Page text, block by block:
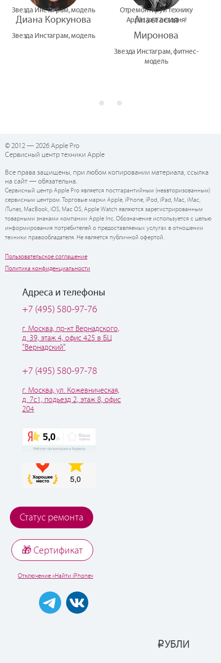
Диана Коркунова
Звезда Инстаграм, модель
Анастасия
Миронова
Звезда Инстаграм, фитнес-
модель
Звезда Инстаграм, модель
Отремонтируй технику
Apple уже сегодня!
© 2012 — 2026 Apple Pro
Сервисный центр техники Apple
Все права защищены, при любом копировании материала, ссылка
на сайт — обязательна.
Сервисный центр Apple Pro является постгарантийным (неавторизованным)
сервисным центром. Торговые марки Apple, iPhone, iPod, iPad, Mac, iMac,
iTunes, MacBook, iOS, Mac OS, Apple Watch являются зарегистрированным
товарными знаками компании Apple Inc. Обозначение используется с целью
информирования потребителей о предоставляемых услугах в отношении
техники правообладателя. Не является публичной офертой.
Пользовательское соглашение
Политика конфиденциальности
Адреса и телефоны
+7 (495) 580-97-76
г. Москва, пр-кт Вернадского,
д. 39, этаж 4, офис 425 в БЦ
"Вернадский"
+7 (495) 580-97-78
г. Москва, ул. Кожевническая,
д. 7с1, подьезд 2, этаж 8, офис
204
Статус ремонта
🎁 Cертификат
Отключение «Найти iPhone»
РУБЛИ